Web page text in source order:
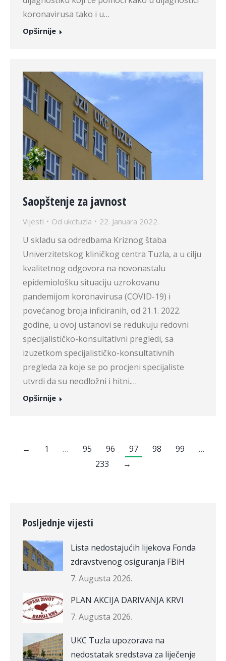
koronavirusa tako i u…
Opširnije
Saopštenje za javnost
Vijesti Od ukctuzla 22. Januara 2022.
U skladu sa odredbama Kriznog štaba
Univerzitetskog kliničkog centra Tuzla, a u cilju
kvalitetnog odgovora na novonastalu
epidemiološku situaciju uzrokovanu
pandemijom koronavirusa (COVID-19) i
povećanog broja inficiranih, od 21.1. 2022.
godine, u ovoj ustanovi se redukuju redovni
specijalističko-konsultativni pregledi, sa
izuzetkom specijalističko-konsultativnih
pregleda za koje se po procjeni specijaliste
utvrdi da su neodložni i hitni.…
Opširnije
← 1 … 95 96 97 98 99
…
233
→
Posljednje vijesti
Lista nedostajućih lijekova Fonda
zdravstvenog osiguranja FBiH
7. Augusta 2026.
PLAN AKCIJA DARIVANJA KRVI
7. Augusta 2026.
UKC Tuzla upozorava na
nedostatak sredstava za liječenje